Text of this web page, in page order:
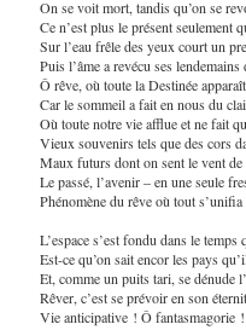
On se voit mort, tandis qu’on se
Ce n’est plus le présent seulement
Sur l’eau frêle des yeux court un
Puis l’âme a revécu ses lendemains
Ô rêve, où toute la Destinée
Car le sommeil a fait en nous du
Où toute notre vie afflue et ne fait
Vieux souvenirs tels que des cors
Maux futurs dont on sent le vent de
Le passé, l’avenir – en une seule
Phénomène du rêve où tout
L’espace s’est fondu dans le temps
Est-ce qu’on sait encor les pays
Et, comme un puits tari, se dénude
Rêver, c’est se prévoir en son
Vie anticipative ! Ô fantasmagorie !